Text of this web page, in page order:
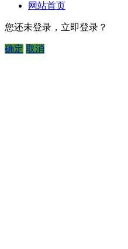
网站首页
您还未登录，立即登录？
确定 取消